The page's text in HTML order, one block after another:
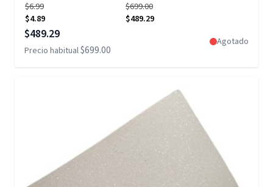
$6.99
$4.89
$699.00
$489.29
Precio especial
$489.29
Precio habitual$699.00
Agotado